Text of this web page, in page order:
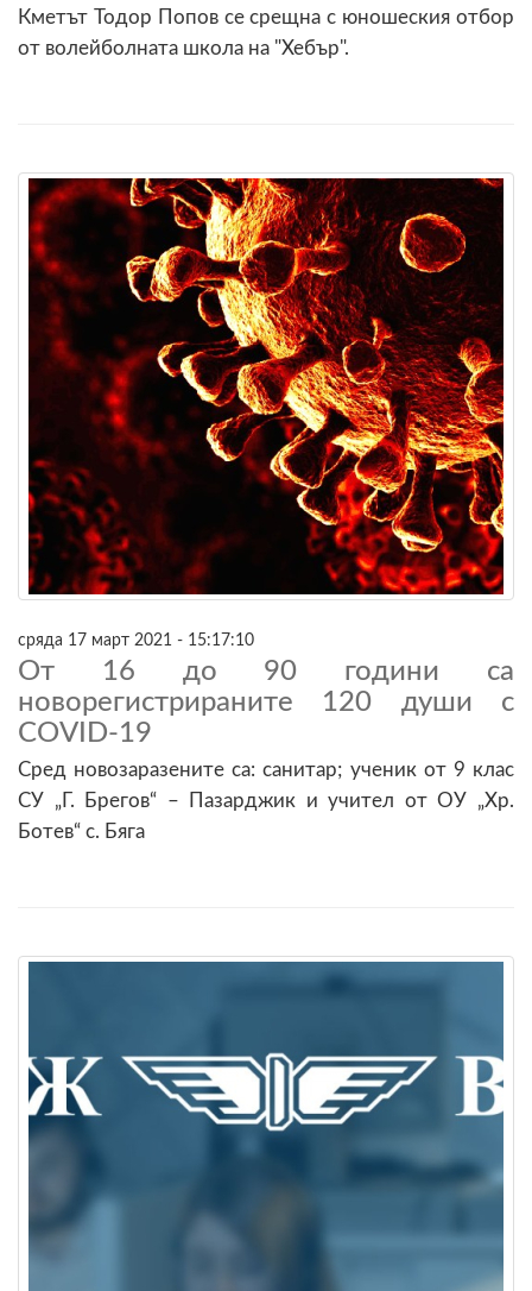
Кметът Тодор Попов се срещна с юношеския отбор
от волейболната школа на "Хебър".
сряда 17 март 2021 - 15:17:10
От 16 до 90 години са
новорегистрираните 120 души с
COVID-19
Сред новозаразените са: санитар; ученик от 9 клас
СУ „Г. Брегов“ – Пазарджик и учител от ОУ „Хр.
Ботев“ с. Бяга